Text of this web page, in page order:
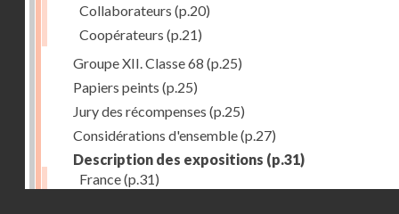
Collaborateurs (p.20)
Coopérateurs (p.21)
Groupe XII. Classe 68 (p.25)
Papiers peints (p.25)
Jury des récompenses (p.25)
Considérations d'ensemble(p.27)
Description des expositions (p.31)
France(p.31)